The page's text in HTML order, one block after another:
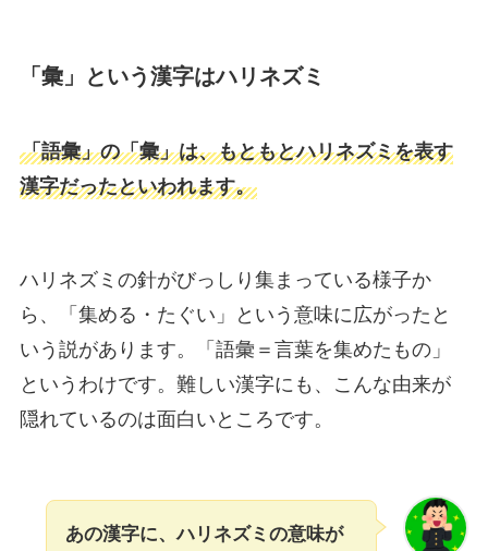
「彙」という漢字はハリネズミ
「語彙」の「彙」は、もともとハリネズミを表す
漢字だったといわれます。
ハリネズミの針がびっしり集まっている様子か
ら、「集める・たぐい」という意味に広がったと
いう説があります。「語彙＝言葉を集めたもの」
というわけです。難しい漢字にも、こんな由来が
隠れているのは面白いところです。
あの漢字に、ハリネズミの意味が